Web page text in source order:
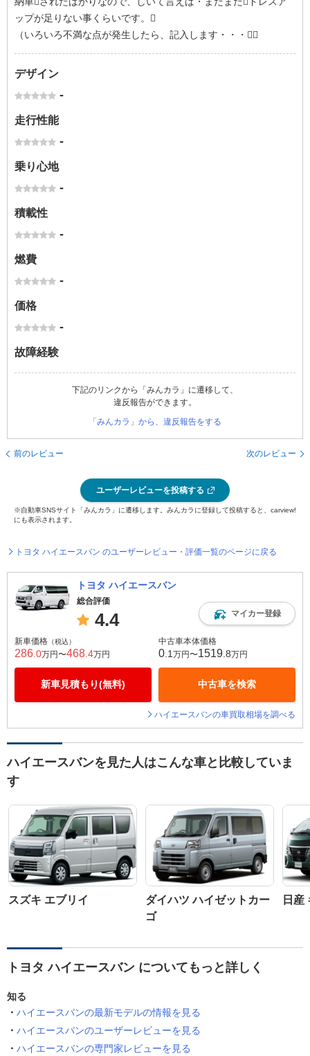
ップが足りない事くらいです。
（いろいろ不満な点が発生したら、記入します・・・）
デザイン
-
走行性能
-
乗り心地
-
積載性
-
燃費
-
価格
-
故障経験
下記のリンクから「みんカラ」に遷移して、
違反報告ができます。
「みんカラ」から、違反報告をする
前のレビュー 次のレビュー
ユーザーレビューを投稿する
※自動車SNSサイト「みんカラ」に遷移します。みんカラに登録して投稿すると、carview!
にも表示されます。
トヨタ ハイエースバン のユーザーレビュー・評価一覧のページに戻る
トヨタ ハイエースバン
総合評価
4.4 マイカー登録
新車価格 （税込）
286 .0万円〜468 .4万円
新車見積もり(無料)
中古車本体価格
0 .1 万円〜1519 .8万円
中古車を検索
ハイエースバンの車買取相場を調べる
ハイエースバンを見た人はこんな車と比較していま
す
スズキ エブリイ
ダイハツ ハイゼットカー
ゴ
日産
トヨタ ハイエースバン についてもっと詳しく
知る
ハイエースバンの最新モデルの情報を見る
ハイエースバンのユーザーレビューを見る
ハイエースバンの専門家レビューを見る